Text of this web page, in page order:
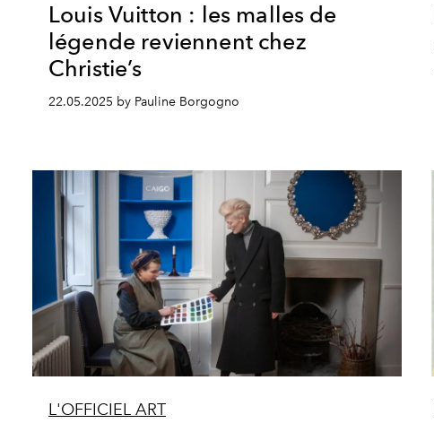
Louis Vuitton : les malles de
légende reviennent chez
Christie’s
22.05.2025 by Pauline Borgogno
L'OFFICIEL ART